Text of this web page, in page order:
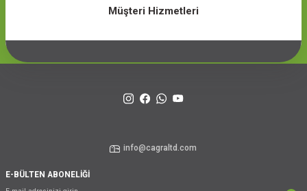
Müşteri Hizmetleri
info@cagraltd.com
E-BÜLTEN ABONELİĞİ